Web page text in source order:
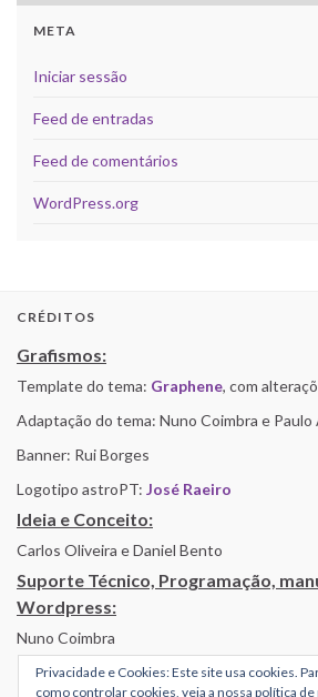
META
Iniciar sessão
Feed de entradas
Feed de comentários
WordPress.org
CRÉDITOS
Grafismos:
Template do tema: Graphene, com
Adaptação do tema: Nuno Coimbra e Paulo
Banner: Rui Borges
Logotipo astroPT: José Raeiro
Ideia e Conceito:
Carlos Oliveira e Daniel Bento
Suporte Técnico, Programação,
Wordpress:
Nuno Coimbra
Privacidade e Cookies: Este site usa cookies.
como controlar cookies, veja a nossa política